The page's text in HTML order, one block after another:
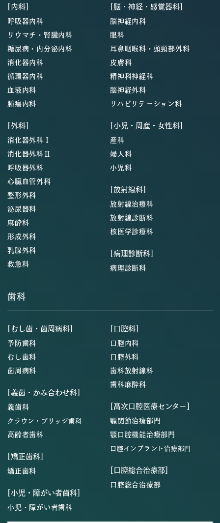
[内科]
呼吸器内科
リウマチ・腎臓内科
糖尿病・内分泌内科
消化器内科
循環器内科
血液内科
腫瘍内科
[外科]
消化器外科Ⅰ
消化器外科Ⅱ
呼吸器外科
心臓血管外科
整形外科
泌尿器科
麻酔科
形成外科
乳腺外科
救急科
[脳・神経・感覚器科]
脳神経内科
眼科
耳鼻咽喉科・頭頸部外科
皮膚科
精神科神経科
脳神経外科
リハビリテーション科
[小児・周産・女性科]
産科
婦人科
小児科
[放射線科]
放射線治療科
放射線診断科
核医学診療科
[病理診断科]
病理診断科
歯科
[むし歯・歯周病科]
予防歯科
むし歯科
歯周病科
[義歯・かみ合わせ科]
義歯科
クラウン・ブリッジ歯科
高齢者歯科
[矯正歯科]
矯正歯科
[小児・障がい者歯科]
小児・障がい者歯科
[口腔科]
口腔内科
口腔外科
歯科放射線科
歯科麻酔科
[高次口腔医療センター]
顎関節治療部門
顎口腔機能治療部門
口腔インプラント治療部門
[口腔総合治療部]
口腔総合治療部